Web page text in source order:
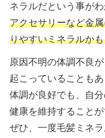
ネラルだという事がわ
アクセサリーなど金
りやすいミネラルか
原因不明の体調不良
起こっていることもあ
体調が良好でも、自
健康を維持することが
ぜひ、一度毛髪ミネ